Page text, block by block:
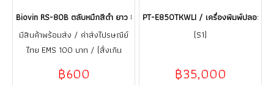
Biovin RS-80B ตลับหมึกสีดำ ยาว 80 เมตร สำหรับเครื่องพิมพ์ปลอกมาร์คสาย
มีสินค้าพร้อมส่ง / ค่าส่งไปรษณีย์
ไทย EMS 100 บาท / (สั่งเกิน
฿600
PT-E850TKWLI / เครื่องพิมพ์ปลอกสา
(S1)
฿35,000